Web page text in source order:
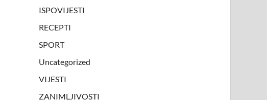
ISPOVIJESTI
RECEPTI
SPORT
Uncategorized
VIJESTI
ZANIMLJIVOSTI